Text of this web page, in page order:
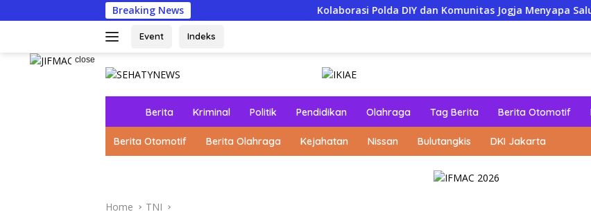
to
Breaking News Kolaborasi Polda DIY dan Komunitas Jogja Menyapa Salurkan
Event Indeks
close
m
e
Berita Kriminal Politik Pendidikan Olahraga Tag Berita Berita Otomotif
Berita Otomotif Berita Olahraga Kejahatan Nissan Bulutangkis DKI Jakarta
Home TNI